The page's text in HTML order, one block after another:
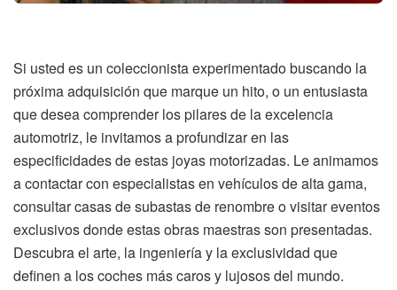
Si usted es un coleccionista experimentado buscando la
próxima adquisición que marque un hito, o un entusiasta
que desea comprender los pilares de la excelencia
automotriz, le invitamos a profundizar en las
especificidades de estas joyas motorizadas. Le animamos
a contactar con especialistas en vehículos de alta gama,
consultar casas de subastas de renombre o visitar eventos
exclusivos donde estas obras maestras son presentadas.
Descubra el arte, la ingeniería y la exclusividad que
definen a los coches más caros y lujosos del mundo.